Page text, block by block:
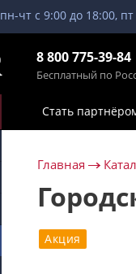
пн-чт с 9:00 до 18:00,
8 800 775-39-84
Бесплатный по
Стать
Главная
Акция